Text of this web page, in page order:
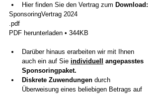
Hier finden Sie den Vertrag zum Download:
SponsoringVertrag 2024
.pdf
PDF herunterladen • 344KB
Darüber hinaus erarbeiten wir mit Ihnen
auch ein auf Sie individuell
angepasstes
Sponsoringpaket.
Diskrete Zuwendungen durch
Überweisung eines beliebigen Betrags auf